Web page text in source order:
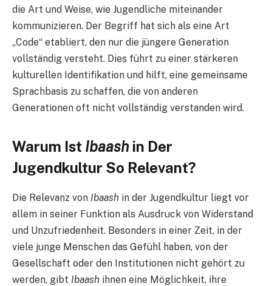
die Art und Weise, wie Jugendliche miteinander
kommunizieren. Der Begriff hat sich als eine Art
„Code“ etabliert, den nur die jüngere Generation
vollständig versteht. Dies führt zu einer stärkeren
kulturellen Identifikation und hilft, eine gemeinsame
Sprachbasis zu schaffen, die von anderen
Generationen oft nicht vollständig verstanden wird.
Warum Ist Ibaashin Der
Jugendkultur So Relevant?
Die Relevanz von Ibaash in der Jugendkultur liegt vor
allem in seiner Funktion als Ausdruck von Widerstand
und Unzufriedenheit. Besonders in einer Zeit, in der
viele junge Menschen das Gefühl haben, von der
Gesellschaft oder den Institutionen nicht gehört zu
werden, gibt Ibaash ihnen eine Möglichkeit, ihre